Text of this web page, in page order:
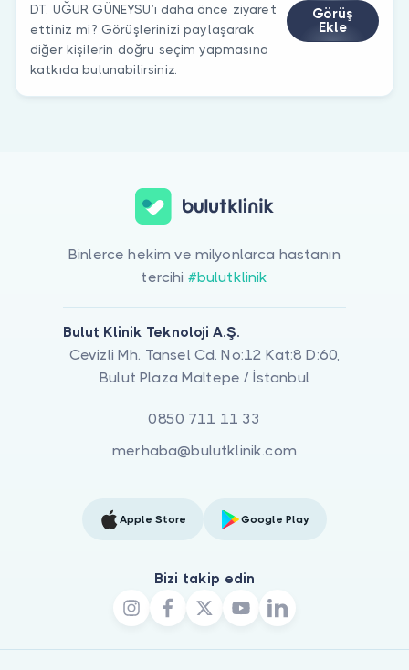
DT. UĞUR GÜNEYSU’ı daha önce ziyaret
ettiniz mi? Görüşlerinizi paylaşarak
diğer kişilerin doğru seçim yapmasına
katkıda bulunabilirsiniz.
Görüş
Ekle
Binlerce hekim ve milyonlarca hastanın
tercihi #bulutklinik
Bulut Klinik Teknoloji A.Ş.
Cevizli Mh. Tansel Cd. No:12 Kat:8 D:60,
Bulut Plaza Maltepe / İstanbul
0850 711 11 33
merhaba@bulutklinik.com
Apple Store Google Play
Bizi takip edin